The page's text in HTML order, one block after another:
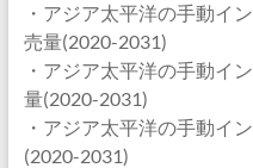
・アジア太平洋の手動イ
売量(2020-2031)
・アジア太平洋の手動イ
量(2020-2031)
・アジア太平洋の手動イ
(2020-2031)